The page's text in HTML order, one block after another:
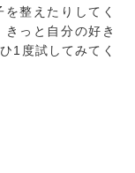
整えたりしてく
っと自分の好き
1度試してみてく